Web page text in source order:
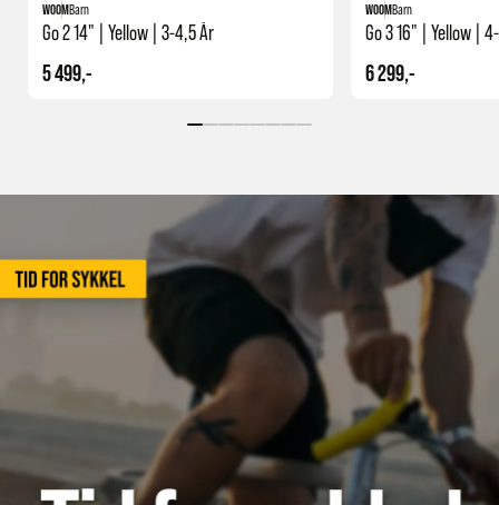
WOOMBarn
Go 2 14" | Yellow | 3-4,5 År
5 499,-
WOOMBarn
Go 3 16" | Yellow |
6 299,-